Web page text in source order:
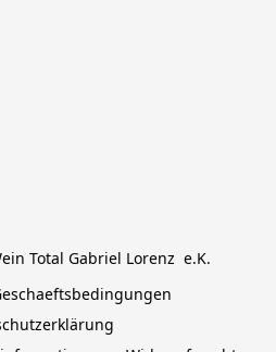
Total Gabriel Lorenz  e.K.